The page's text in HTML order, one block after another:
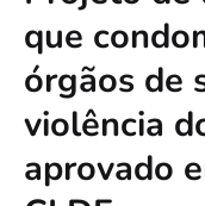
que
órgãos de
violência
aprovado